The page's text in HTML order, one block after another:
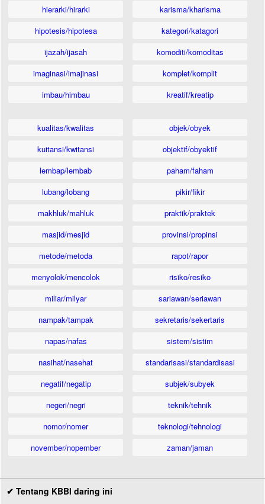
hierarki/hirarki
hipotesis/hipotesa
ijazah/ijasah
imaginasi/imajinasi
imbau/himbau
karisma/kharisma
kategori/katagori
komoditi/komoditas
komplet/komplit
kreatif/kreatip
kualitas/kwalitas
kuitansi/kwitansi
lembap/lembab
lubang/lobang
makhluk/mahluk
masjid/mesjid
metode/metoda
menyolok/mencolok
miliar/milyar
nampak/tampak
napas/nafas
nasihat/nasehat
negatif/negatip
negeri/negri
nomor/nomer
november/nopember
objek/obyek
objektif/obyektif
paham/faham
pikir/fikir
praktik/praktek
provinsi/propinsi
rapot/rapor
risiko/resiko
sariawan/seriawan
sekretaris/sekertaris
sistem/sistim
standarisasi/standardisasi
subjek/subyek
teknik/tehnik
teknologi/tehnologi
zaman/jaman
✔ Tentang KBBI daring ini